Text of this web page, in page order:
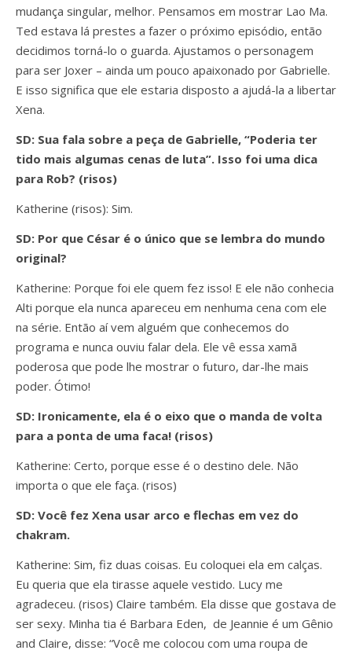
mudança singular, melhor. Pensamos em mostrar Lao Ma.
Ted estava lá prestes a fazer o próximo episódio, então
decidimos torná-lo o guarda. Ajustamos o personagem
para ser Joxer – ainda um pouco apaixonado por Gabrielle.
E isso significa que ele estaria disposto a ajudá-la a libertar
Xena.
SD: Sua fala sobre a peça de Gabrielle, “Poderia ter
tido mais algumas cenas de luta”. Isso foi uma dica
para Rob? (risos)
Katherine (risos): Sim.
SD: Por que César é o único que se lembra do mundo
original?
Katherine: Porque foi ele quem fez isso! E ele não conhecia
Alti porque ela nunca apareceu em nenhuma cena com ele
na série. Então aí vem alguém que conhecemos do
programa e nunca ouviu falar dela. Ele vê essa xamã
poderosa que pode lhe mostrar o futuro, dar-lhe mais
poder. Ótimo!
SD: Ironicamente, ela é o eixo que o manda de volta
para a ponta de uma faca! (risos)
Katherine: Certo, porque esse é o destino dele. Não
importa o que ele faça. (risos)
SD: Você fez Xena usar arco e flechas em vez do
chakram.
Katherine: Sim, fiz duas coisas. Eu coloquei ela em calças.
Eu queria que ela tirasse aquele vestido. Lucy me
agradeceu. (risos) Claire também. Ela disse que gostava de
ser sexy. Minha tia é Barbara Eden, de Jeannie é um Gênio
and Claire, disse: “Você me colocou com uma roupa de